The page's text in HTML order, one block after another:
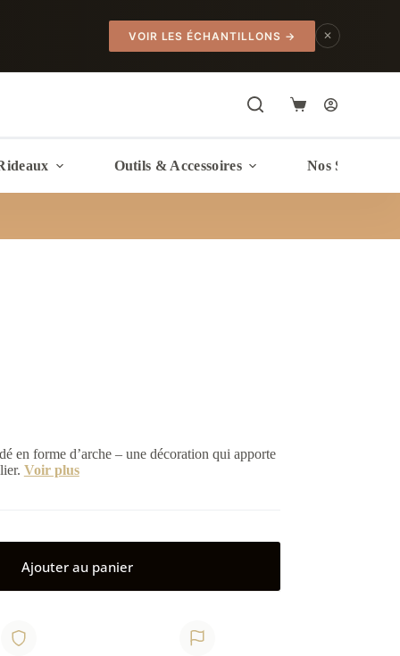
VOIR LES ÉCHANTILLONS → ✕
Panier
Outils & Accessoires Nos Services
en forme d’arche – une décoration qui apporte
Voir plus
Ajouter au panier